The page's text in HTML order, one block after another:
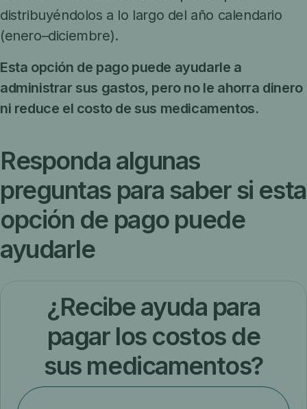
distribuyéndolos a lo largo del año calendario
(enero–diciembre).
Esta opción de pago puede ayudarle a
administrar sus gastos, pero no le ahorra dinero
ni reduce el costo de sus medicamentos.
Responda algunas
preguntas para saber si esta
opción de pago puede
ayudarle
¿Recibe ayuda para
pagar los costos de
sus medicamentos?